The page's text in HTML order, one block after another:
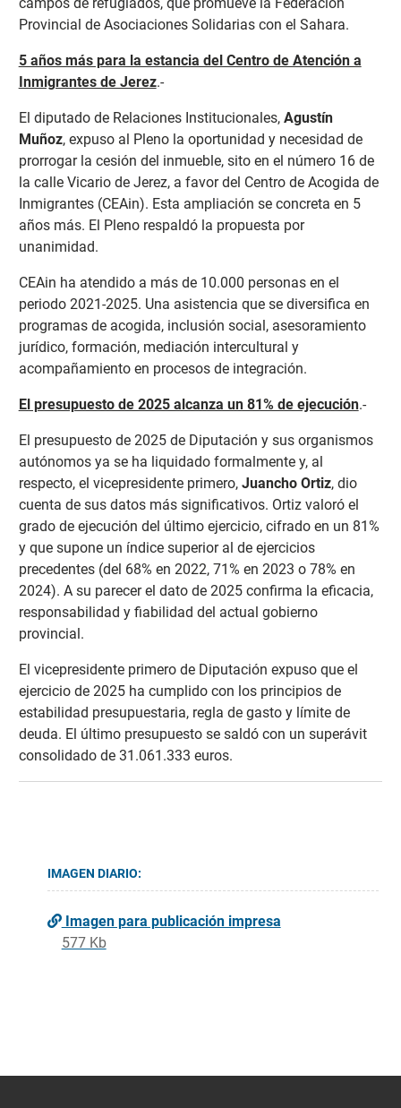
Provincial de Asociaciones Solidarias con el Sahara.
5 años más para la estancia del Centro de Atención a
Inmigrantes de Jerez.-
El diputado de Relaciones Institucionales, Agustín
Muñoz, expuso al Pleno la oportunidad y necesidad de
prorrogar la cesión del inmueble, sito en el número 16 de
la calle Vicario de Jerez, a favor del Centro de Acogida de
Inmigrantes (CEAin). Esta ampliación se concreta en 5
años más. El Pleno respaldó la propuesta por
unanimidad.
CEAin ha atendido a más de 10.000 personas en el
periodo 2021-2025. Una asistencia que se diversifica en
programas de acogida, inclusión social, asesoramiento
jurídico, formación, mediación intercultural y
acompañamiento en procesos de integración.
El presupuesto de 2025 alcanza un 81% de ejecución.-
El presupuesto de 2025 de Diputación y sus organismos
autónomos ya se ha liquidado formalmente y, al
respecto, el vicepresidente primero, Juancho Ortiz, dio
cuenta de sus datos más significativos. Ortiz valoró el
grado de ejecución del último ejercicio, cifrado en un 81%
y que supone un índice superior al de ejercicios
precedentes (del 68% en 2022, 71% en 2023 o 78% en
2024). A su parecer el dato de 2025 confirma la eficacia,
responsabilidad y fiabilidad del actual gobierno
provincial.
El vicepresidente primero de Diputación expuso que el
ejercicio de 2025 ha cumplido con los principios de
estabilidad presupuestaria, regla de gasto y límite de
deuda. El último presupuesto se saldó con un superávit
consolidado de 31.061.333 euros.
IMAGEN DIARIO:
Imagen para publicación impresa
577 Kb